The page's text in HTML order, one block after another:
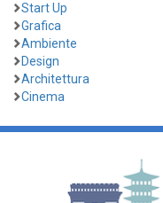
Start Up
Grafica
Ambiente
Design
Architettura
Cinema